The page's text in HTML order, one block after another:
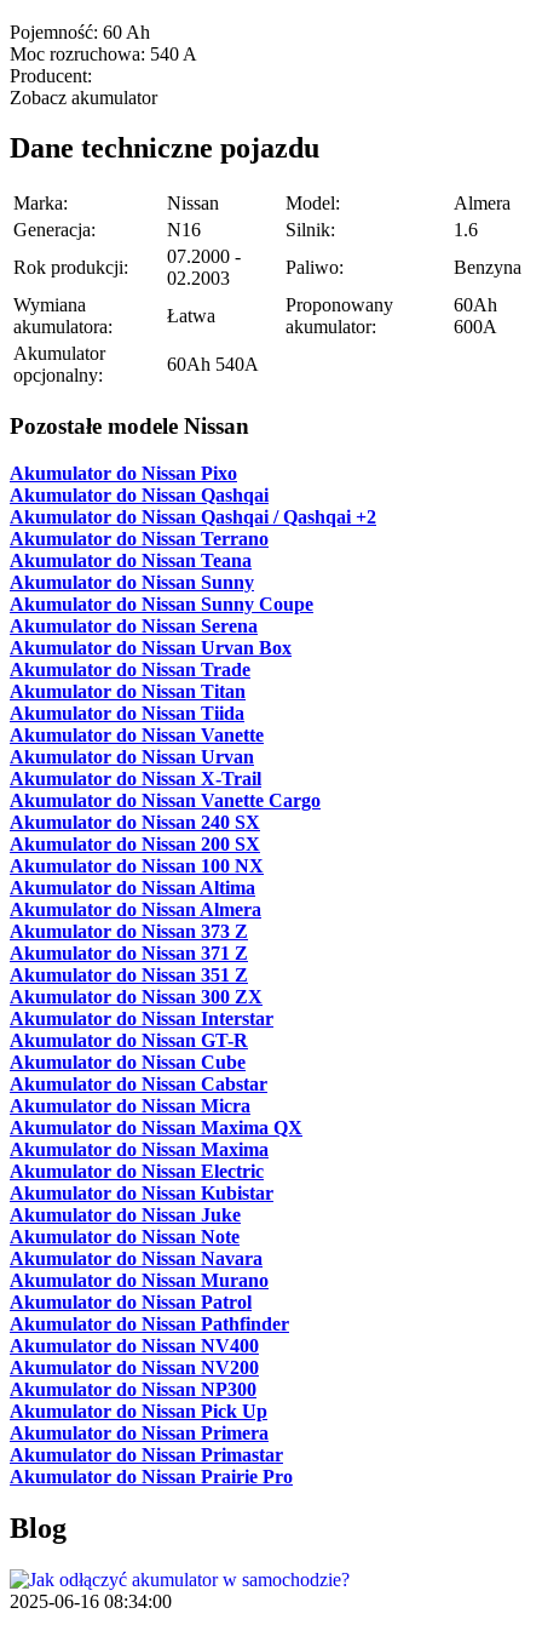
Pojemność: 60 Ah
Moc rozruchowa: 540 A
Producent:
Zobacz akumulator
Dane techniczne pojazdu
Marka: Nissan Model:
Almera
Generacja:
N16 Silnik:
1.6
Rok produkcji:
07.2000 -
02.2003
Paliwo:
Benzyna
Wymiana
akumulatora:
Łatwa
Proponowany
akumulator:
60Ah
600A
Akumulator
opcjonalny:
60Ah 540A
Pozostałe modele Nissan
Akumulator do Nissan Pixo
Akumulator do Nissan Qashqai
Akumulator do Nissan Qashqai / Qashqai +2
Akumulator do Nissan Terrano
Akumulator do Nissan Teana
Akumulator do Nissan Sunny
Akumulator do Nissan Sunny Coupe
Akumulator do Nissan Serena
Akumulator do Nissan Urvan Box
Akumulator do Nissan Trade
Akumulator do Nissan Titan
Akumulator do Nissan Tiida
Akumulator do Nissan Vanette
Akumulator do Nissan Urvan
Akumulator do Nissan X-Trail
Akumulator do Nissan Vanette Cargo
Akumulator do Nissan 240 SX
Akumulator do Nissan 200 SX
Akumulator do Nissan 100 NX
Akumulator do Nissan Altima
Akumulator do Nissan Almera
Akumulator do Nissan 373 Z
Akumulator do Nissan 371 Z
Akumulator do Nissan 351 Z
Akumulator do Nissan 300 ZX
Akumulator do Nissan Interstar
Akumulator do Nissan GT-R
Akumulator do Nissan Cube
Akumulator do Nissan Cabstar
Akumulator do Nissan Micra
Akumulator do Nissan Maxima QX
Akumulator do Nissan Maxima
Akumulator do Nissan Electric
Akumulator do Nissan Kubistar
Akumulator do Nissan Juke
Akumulator do Nissan Note
Akumulator do Nissan Navara
Akumulator do Nissan Murano
Akumulator do Nissan Patrol
Akumulator do Nissan Pathfinder
Akumulator do Nissan NV400
Akumulator do Nissan NV200
Akumulator do Nissan NP300
Akumulator do Nissan Pick Up
Akumulator do Nissan Primera
Akumulator do Nissan Primastar
Akumulator do Nissan Prairie Pro
Blog
2025-06-16 08:34:00